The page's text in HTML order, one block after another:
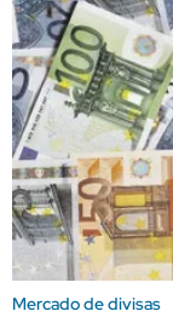
Mercado de divisas